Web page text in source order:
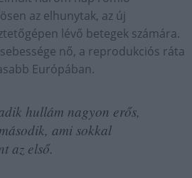
az elhunytak, az új
lévő betegek számára.
nő, a reprodukciós ráta
Európában.
hullám nagyon erős,
ami sokkal
az első.